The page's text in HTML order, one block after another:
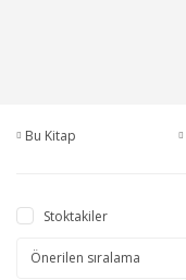
Bu Kitap
Stoktakiler